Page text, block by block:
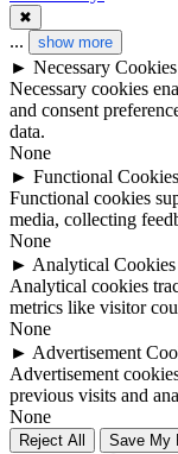
✖
... show more
► Necessary Cookies
Necessary cookies
and consent
data.
None
► Functional Cookies
Functional cookies
media, collecting
None
► Analytical Cookies
Analytical cookies
metrics like visitor
None
► Advertisement
Advertisement
previous visits and
None
Reject All Save My